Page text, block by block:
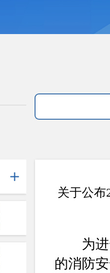
关于公
为进一
的消防